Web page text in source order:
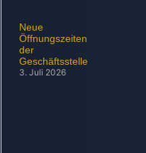
Neue
Öffnungszeiten
der
Geschäftsstelle
3. Juli 2026